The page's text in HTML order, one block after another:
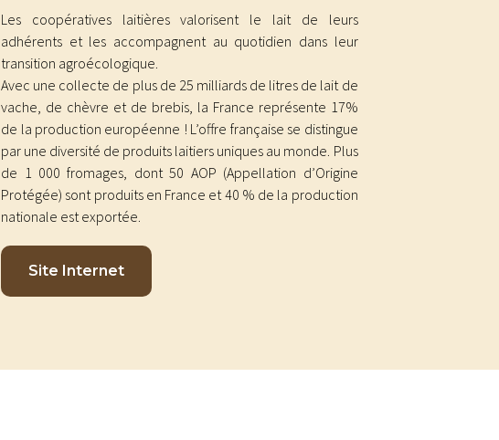
Les coopératives laitières valorisent le lait de leurs
adhérents et les accompagnent au quotidien dans leur
transition agroécologique.
Avec une collecte de plus de 25 milliards de litres de lait de
vache, de chèvre et de brebis, la France représente 17%
de la production européenne ! L’offre française se distingue
par une diversité de produits laitiers uniques au monde. Plus
de 1 000 fromages, dont 50 AOP (Appellation d’Origine
Protégée) sont produits en France et 40 % de la production
nationale est exportée.
Site Internet